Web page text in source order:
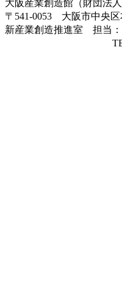
大阪産業創造館（財団法
〒541-0053 大阪市中央
新産業創造推進室 担当：
TEL）06-6264-